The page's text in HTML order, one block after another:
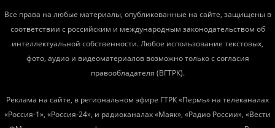
Все права на любые материалы, опубликованные на сайте, защищены в
соответствии с российским и международным законодательством об
интеллектуальной собственности. Любое использование текстовых,
фото, аудио и видеоматериалов возможно только с согласия
правообладателя (ВГТРК).
Реклама на сайте, в региональном эфире ГТРК «Пермь» на телеканалах
«Россия-1», «Россия-24», и радиоканалах «Маяк», «Радио России», «Вести